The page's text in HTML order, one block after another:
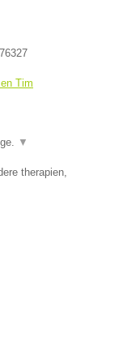
Tim
▼
therapien,